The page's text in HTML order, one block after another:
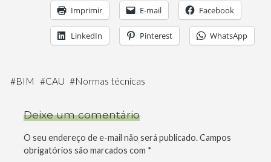
Imprimir E-mail Facebook
LinkedIn Pinterest WhatsApp
#BIM #CAU #Normas técnicas
Deixe um comentário
O seu endereço de e-mail não será publicado.Campos
obrigatórios são marcados com *